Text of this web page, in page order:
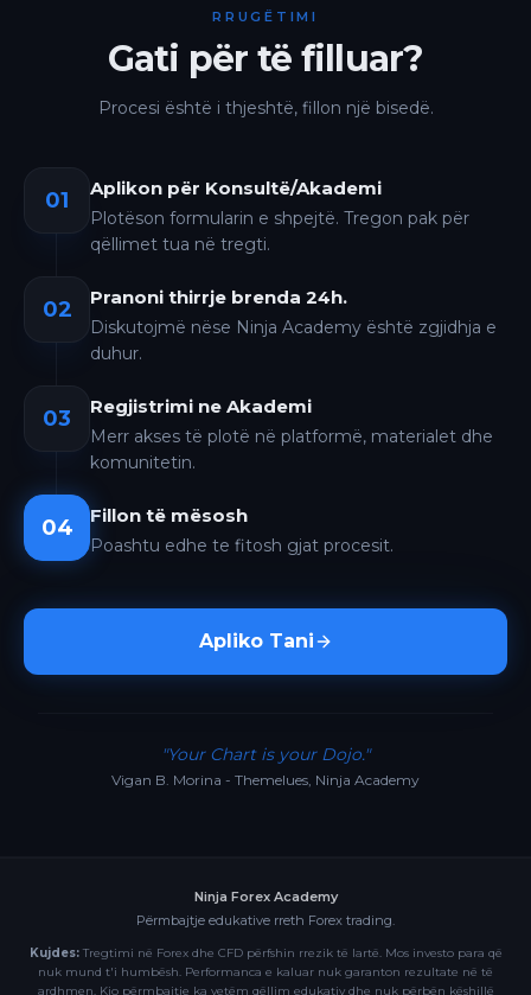
RRUGËTIMI
Gati për të filluar?
Procesi është i thjeshtë, fillon një bisedë.
01 Aplikon për Konsultë/Akademi
Plotëson formularin e shpejtë. Tregon pak për
qëllimet tua në tregti.
02 Pranoni thirrje brenda 24h.
Diskutojmë nëse Ninja Academy është zgjidhja e
duhur.
03 Regjistrimi ne Akademi
Merr akses të plotë në platformë, materialet dhe
komunitetin.
04 Fillon të mësosh
Poashtu edhe te fitosh gjat procesit.
Apliko Tani
"Your Chart is your Dojo."
Vigan B. Morina - Themelues, Ninja Academy
Ninja Forex Academy
Përmbajtje edukative rreth Forex trading.
Kujdes:Tregtimi në Forex dhe CFD përfshin rrezik të lartë. Mos investo para që
nuk mund t'i humbësh. Performanca e kaluar nuk garanton rezultate në të
ardhmen. Kjo përmbajtje ka vetëm qëllim edukativ dhe nuk përbën këshillë